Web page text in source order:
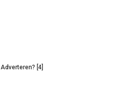
Adverteren? [4]